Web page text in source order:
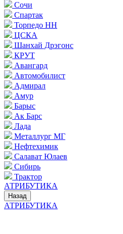
Сочи
Спартак
Торпедо НН
ЦСКА
Шанхай Дрэгонс
КРУТ
Авангард
Автомобилист
Адмирал
Амур
Барыс
Ак Барс
Лада
Металлург МГ
Нефтехимик
Салават Юлаев
Сибирь
Трактор
АТРИБУТИКА
Назад
АТРИБУТИКА